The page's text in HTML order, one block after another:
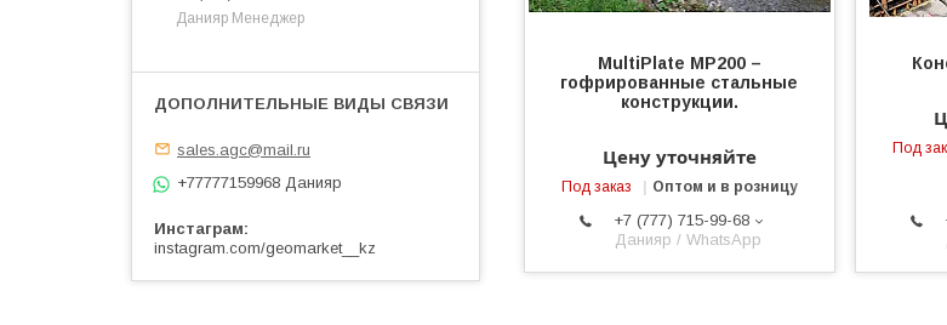
MultiPlate MP200 –
гофрированные стальные
конструкции.
Цену уточняйте
Под заказ Оптом и в розницу
+7 (777) 715-99-68
Данияр / WhatsApp
Под
Данияр Менеджер
sales.agc@mail.ru
+77777159968 Данияр
Инстаграм
instagram.com/geomarket__kz